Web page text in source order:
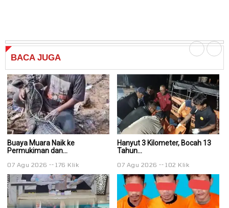
BACA JUGA
Buaya Muara Naik ke
Permukiman dan...
07 Agu 2026 176 Klik
Hanyut 3 Kilometer, Bocah 13
Tahun...
07 Agu 2026 102 Klik